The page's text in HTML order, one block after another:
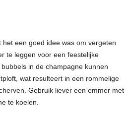
een goed idee was om vergeten
te leggen voor een feestelijke
in de champagne kunnen
wat resulteert in een rommelige
Gebruik liever een emmer met
te koelen.